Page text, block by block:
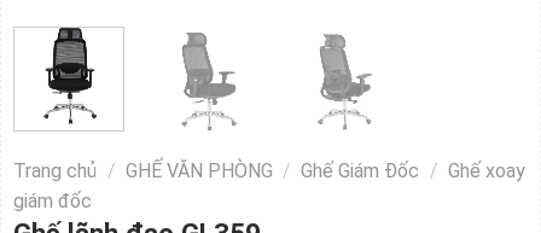
Trang chủ / GHẾ VĂN PHÒNG / Ghế Giám Đốc / Ghế xoay
giám đốc